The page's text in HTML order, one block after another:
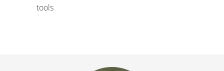
tools